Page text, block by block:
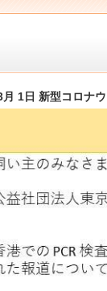
1日 新型コロナ